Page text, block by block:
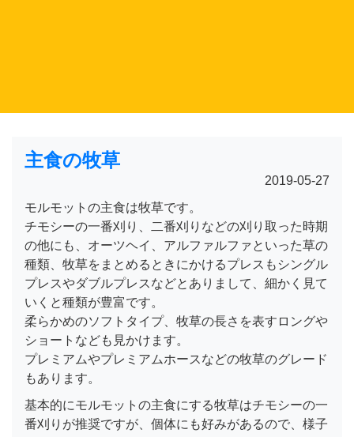
主食の牧草
2019-05-27
モルモットの主食は牧草です。
チモシーの一番刈り、二番刈りなどの刈り取った時期
の他にも、オーツヘイ、アルファルファといった草の
種類、牧草をまとめるときにかけるプレスもシングル
プレスやダブルプレスなどとありまして、細かく見て
いくと種類が豊富です。
柔らかめのソフトタイプ、牧草の長さを表すロングや
ショートなども見かけます。
プレミアムやプレミアムホースなどの牧草のグレード
もあります。
基本的にモルモットの主食にする牧草はチモシーの一
番刈りが推奨ですが、個体にも好みがあるので、様子